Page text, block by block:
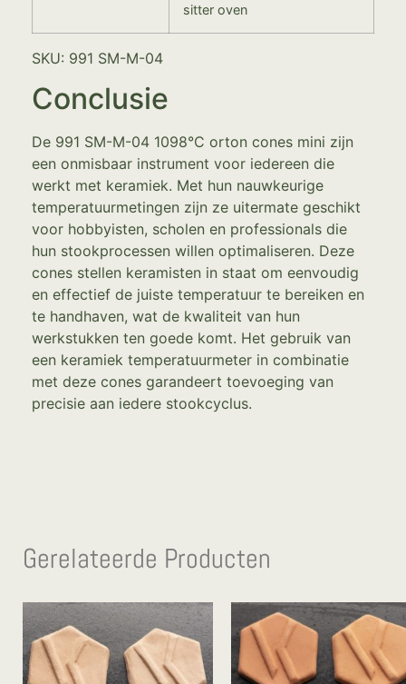
sitter oven
SKU: 991 SM-M-04
Conclusie
De 991 SM-M-04 1098°C orton cones mini zijn
een onmisbaar instrument voor iedereen die
werkt met keramiek. Met hun nauwkeurige
temperatuurmetingen zijn ze uitermate geschikt
voor hobbyisten, scholen en professionals die
hun stookprocessen willen optimaliseren. Deze
cones stellen keramisten in staat om eenvoudig
en effectief de juiste temperatuur te bereiken en
te handhaven, wat de kwaliteit van hun
werkstukken ten goede komt. Het gebruik van
een keramiek temperatuurmeter in combinatie
met deze cones garandeert toevoeging van
precisie aan iedere stookcyclus.
Gerelateerde Producten